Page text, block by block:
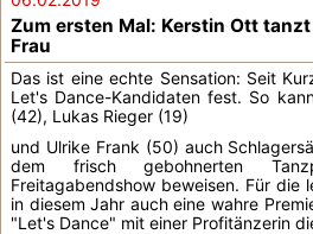
Zum ersten Mal: Kerstin Ott
Frau
Das ist eine echte Sensation: Seit
Let's Dance-Kandidaten fest. So
(42), Lukas Rieger (19)
und Ulrike Frank (50) auch
dem frisch gebohnerten
Freitagabendshow beweisen. Für die
in diesem Jahr auch eine wahre
"Let's Dance" mit einer Profitänzerin